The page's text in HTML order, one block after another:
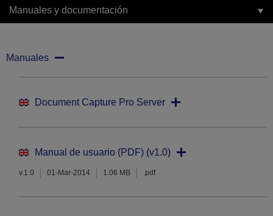
Manuales y documentación
Manuales
Document Capture Pro Server
Manual de usuario (PDF) (v1.0)
v.1.0 01-Mar-2014 1.06 MB .pdf